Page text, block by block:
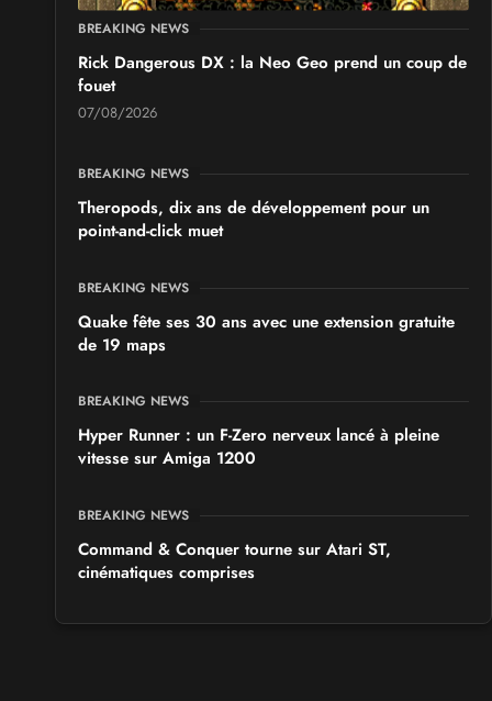
BREAKING NEWS
Rick Dangerous DX : la Neo Geo prend un coup de
fouet
07/08/2026
BREAKING NEWS
Theropods, dix ans de développement pour un
point-and-click muet
BREAKING NEWS
Quake fête ses 30 ans avec une extension gratuite
de 19 maps
BREAKING NEWS
Hyper Runner : un F-Zero nerveux lancé à pleine
vitesse sur Amiga 1200
BREAKING NEWS
Command & Conquer tourne sur Atari ST,
cinématiques comprises